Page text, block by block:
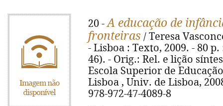
20 -A educação de
fronteiras / Teresa
- Lisboa : Texto, 2009. - 80
46). - Orig.: Rel. e lição
Escola Superior de
Lisboa , Univ. de Lisboa,
978-972-47-4089-8